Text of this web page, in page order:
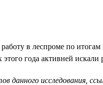
в леспроме по итогам
года активней искали
данного исследования,